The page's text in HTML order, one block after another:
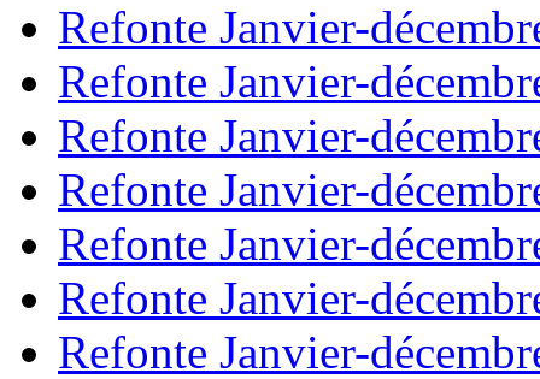
Refonte Janvier-
Refonte Janvier-
Refonte Janvier-
Refonte Janvier-
Refonte Janvier-
Refonte Janvier-
Refonte Janvier-